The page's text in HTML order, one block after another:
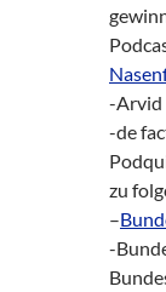
-Arvid
-de
zu
–
-